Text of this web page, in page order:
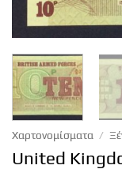
Χαρτονομίσματα /
United